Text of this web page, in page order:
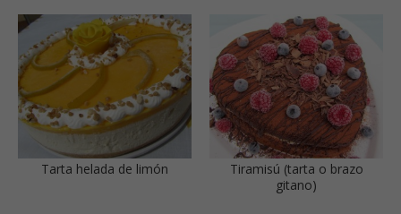
Tarta helada de limón
Tiramisú (tarta o brazo
gitano)